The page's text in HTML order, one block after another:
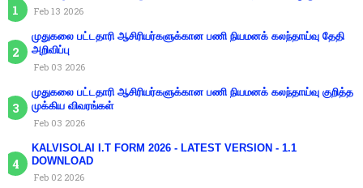
Feb 13 2026
முதுகலை பட்டதாரி ஆசிரியர்களுக்கான பணி நியமனக் கலந்தாய்வு தேதி
அறிவிப்பு
Feb 03 2026
முதுகலை பட்டதாரி ஆசிரியர்களுக்கான பணி நியமனக் கலந்தாய்வு குறித்த
முக்கிய விவரங்கள்
Feb 03 2026
KALVISOLAI I.T FORM 2026 - LATEST VERSION - 1.1
DOWNLOAD
Feb 02 2026